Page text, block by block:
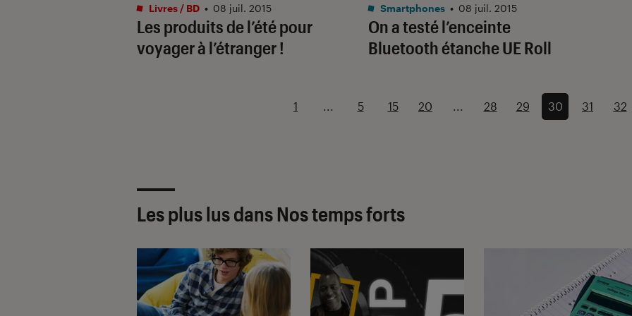
Les produits de l’été pour
voyager à l’étranger !
Livres / BD • 08 juil. 2015
On a testé l’enceinte
Bluetooth étanche UE Roll
Smartphones • 08 juil. 2015
1 ... 5 15 20 ... 28 29 30 31 32
Les plus lus dans Nos temps forts